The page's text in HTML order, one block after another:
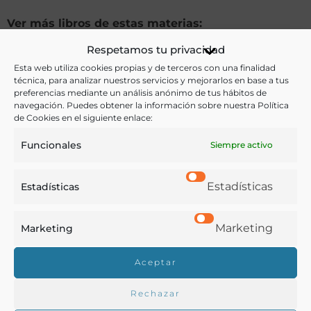
Respetamos tu privacidad
Esta web utiliza cookies propias y de terceros con una finalidad
técnica, para analizar nuestros servicios y mejorarlos en base a tus
preferencias mediante un análisis anónimo de tus hábitos de
navegación. Puedes obtener la información sobre nuestra Política
de Cookies en el siguiente enlace:
Funcionales Siempre activo
Estadísticas Estadísticas
Marketing Marketing
Aceptar
Rechazar
Ver más libros de estas materias:
Cocina,Gastronomía,Literatura
Ver más libros con las palabras clave:
Cocina,Cocineras,Comedores
Madrid , Novela
COMPARTIR
Buscar en la biblioteca